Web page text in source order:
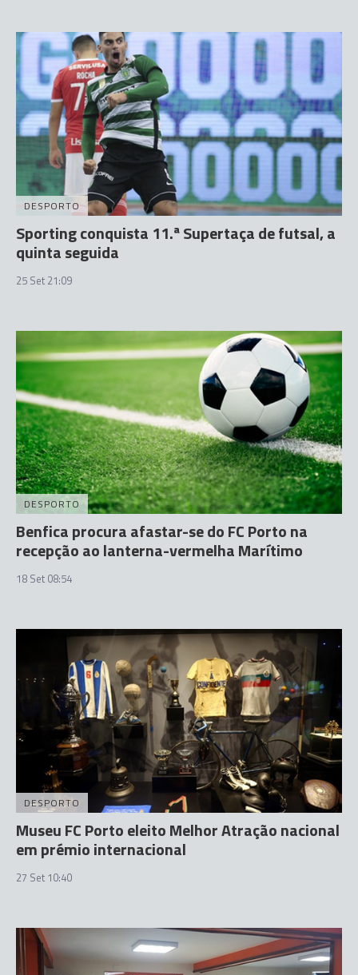
DESPORTO
Sporting conquista 11.ª Supertaça de futsal, a
quinta seguida
25 Set 21:09
DESPORTO
Benfica procura afastar-se do FC Porto na
recepção ao lanterna-vermelha Marítimo
18 Set 08:54
DESPORTO
Museu FC Porto eleito Melhor Atração nacional
em prémio internacional
27 Set 10:40